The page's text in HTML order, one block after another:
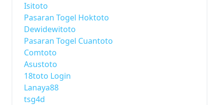
Isitoto
Pasaran Togel Hoktoto
Dewidewitoto
Pasaran Togel Cuantoto
Comtoto
Asustoto
18toto Login
Lanaya88
tsg4d